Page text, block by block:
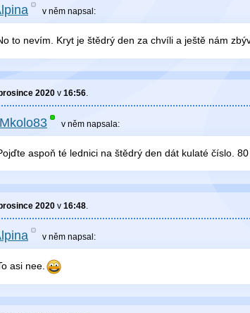
v němnapsal:
to nevím. Kryt je štědrý den za chvíli a ještě nám
2020 v 16:56.
v němnapsala:
aspoň té lednici na štědrý den dát kulaté číslo.
2020 v 16:48.
v němnapsal:
asi nee.